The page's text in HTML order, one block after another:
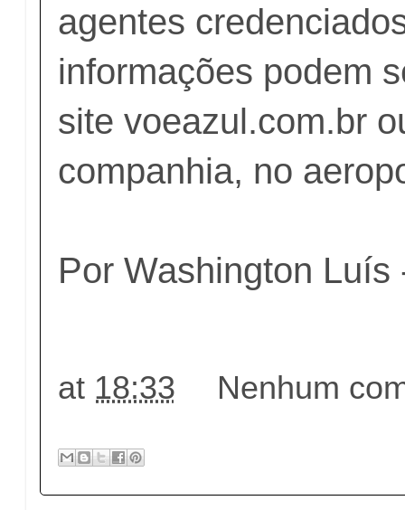
agentes
informações podem
site voeazul.com.br
companhia, no
Por Washington Luís
at 18:33 Nenhum